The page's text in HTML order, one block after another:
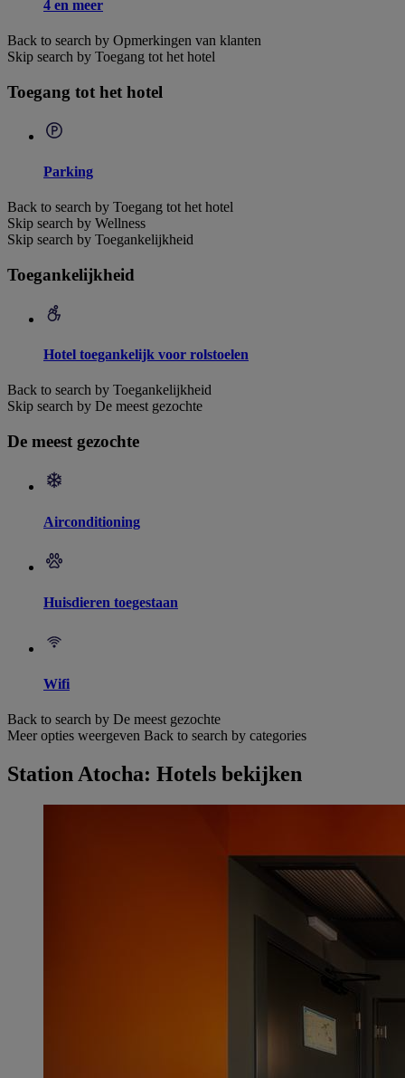
4 en meer
Back to search by Opmerkingen van klanten
Skip search by Toegang tot het hotel
Toegang tot het hotel
Parking
Back to search by Toegang tot het hotel
Skip search by Wellness
Skip search by Toegankelijkheid
Toegankelijkheid
Hotel toegankelijk voor rolstoelen
Back to search by Toegankelijkheid
Skip search by De meest gezochte
De meest gezochte
Airconditioning
Huisdieren toegestaan
Wifi
Back to search by De meest gezochte
Meer opties weergeven Back to search by categories
Station Atocha: Hotels bekijken